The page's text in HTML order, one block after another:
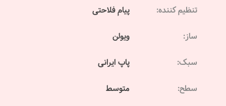
تنظیم کننده: پیام فلاحتی
ساز: ویولن
سبک: پاپ ایرانی
سطح: متوسط